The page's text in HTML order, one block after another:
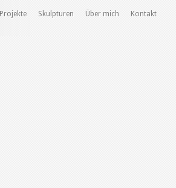
Projekte Skulpturen Über mich Kontakt